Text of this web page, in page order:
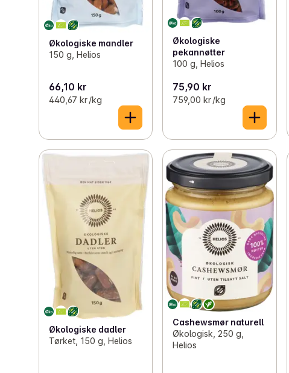
Økologiske mandler
150 g, Helios
66,10 kr
440,67 kr /kg
Økologiske
pekannøtter
100 g, Helios
75,90 kr
759,00 kr /kg
Økologiske dadler
Tørket, 150 g, Helios
Cashewsmør naturell
Økologisk, 250 g,
Helios